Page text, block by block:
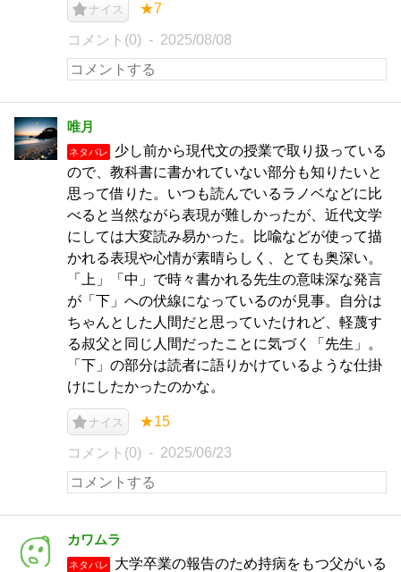
ナイス ★7
コメント(0) 2025/08/08
唯月
ネタバレ
少し前から現代文の授業で取り扱っている
ので、教科書に書かれていない部分も知りたいと
思って借りた。いつも読んでいるラノベなどに比
べると当然ながら表現が難しかったが、近代文学
にしては大変読み易かった。比喩などが使って描
かれる表現や心情が素晴らしく、とても奥深い。
「上」「中」で時々書かれる先生の意味深な発言
が「下」への伏線になっているのが見事。自分は
ちゃんとした人間だと思っていたけれど、軽蔑す
る叔父と同じ人間だったことに気づく「先生」。
「下」の部分は読者に語りかけているような仕掛
けにしたかったのかな。
ナイス ★15
コメント(0) 2025/06/23
カワムラ
ネタバレ
大学卒業の報告のため持病をもつ父がいる